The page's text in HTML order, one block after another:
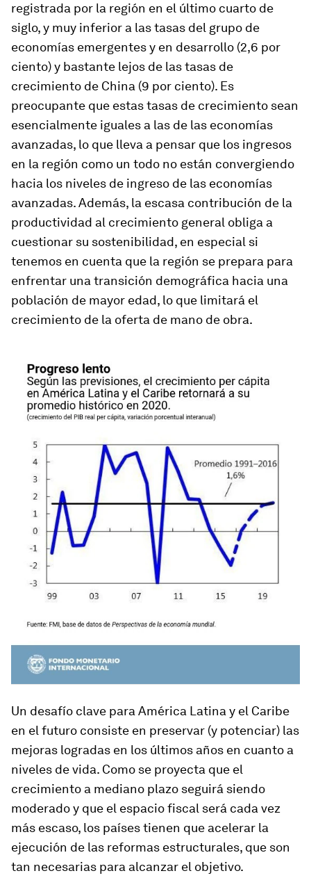
registrada por la región en el último cuarto de
siglo, y muy inferior a las tasas del grupo de
economías emergentes y en desarrollo (2,6 por
ciento) y bastante lejos de las tasas de
crecimiento de China (9 por ciento). Es
preocupante que estas tasas de crecimiento sean
esencialmente iguales a las de las economías
avanzadas, lo que lleva a pensar que los ingresos
en la región como un todo no están convergiendo
hacia los niveles de ingreso de las economías
avanzadas. Además, la escasa contribución de la
productividad al crecimiento general obliga a
cuestionar su sostenibilidad, en especial si
tenemos en cuenta que la región se prepara para
enfrentar una transición demográfica hacia una
población de mayor edad, lo que limitará el
crecimiento de la oferta de mano de obra.
Un desafío clave para América Latina y el Caribe
en el futuro consiste en preservar (y potenciar) las
mejoras logradas en los últimos años en cuanto a
niveles de vida. Como se proyecta que el
crecimiento a mediano plazo seguirá siendo
moderado y que el espacio fiscal será cada vez
más escaso, los países tienen que acelerar la
ejecución de las reformas estructurales, que son
tan necesarias para alcanzar el objetivo.